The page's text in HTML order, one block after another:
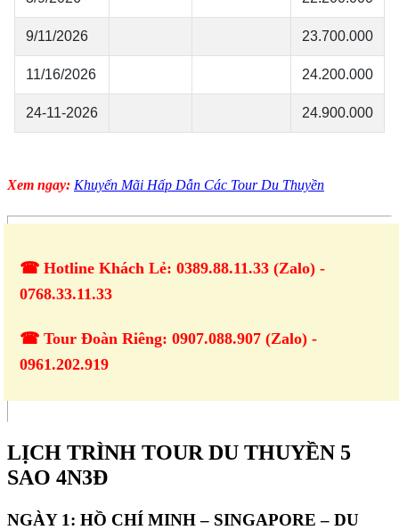
Xem ngay: Khuyến Mãi Hấp Dẫn Các Tour Du Thuyền
☎ Hotline Khách Lẻ: 0389.88.11.33 (Zalo) -
0768.33.11.33
☎ Tour Đoàn Riêng: 0907.088.907 (Zalo) -
0961.202.919
LỊCH TRÌNH TOUR DU THUYỀN 5
SAO 4N3Đ
NGÀY 1: HỒ CHÍ MINH – SINGAPORE – DU